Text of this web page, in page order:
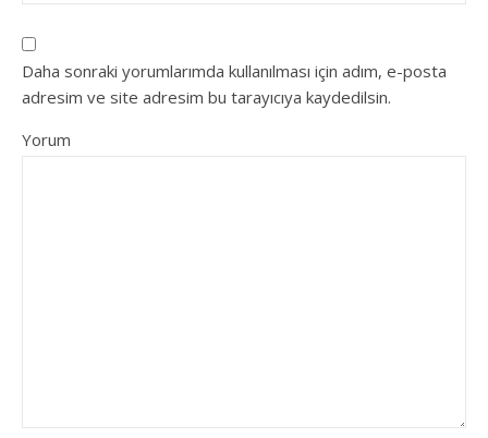
Daha sonraki yorumlarımda kullanılması için adım, e-posta
adresim ve site adresim bu tarayıcıya kaydedilsin.
Yorum